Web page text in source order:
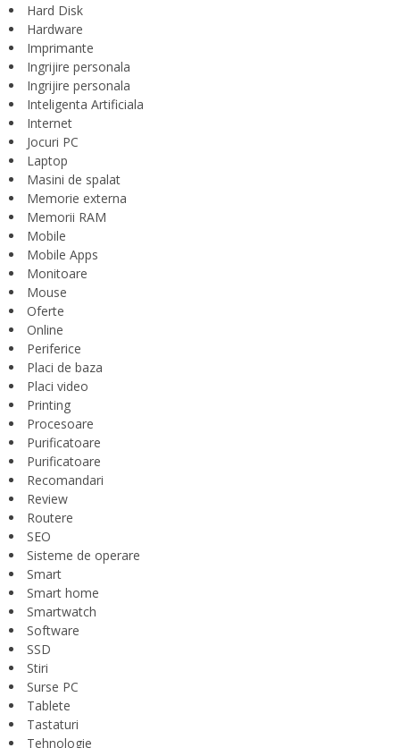
Hard Disk
Hardware
Imprimante
Ingrijire personala
Ingrijire personala
Inteligenta Artificiala
Internet
Jocuri PC
Laptop
Masini de spalat
Memorie externa
Memorii RAM
Mobile
Mobile Apps
Monitoare
Mouse
Oferte
Online
Periferice
Placi de baza
Placi video
Printing
Procesoare
Purificatoare
Purificatoare
Recomandari
Review
Routere
SEO
Sisteme de operare
Smart
Smart home
Smartwatch
Software
SSD
Stiri
Surse PC
Tablete
Tastaturi
Tehnologie